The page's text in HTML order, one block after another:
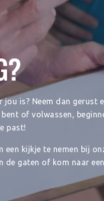
is? Neem dan gerust
of volwassen,
past!
kijkje te nemen bij
de gaten of kom naar